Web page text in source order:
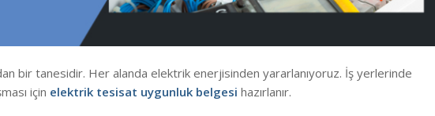
bir tanesidir. Her alanda elektrik enerjisinden yararlanıyoruz. İş yerlerinde
için elektrik tesisat uygunluk belgesi hazırlanır.